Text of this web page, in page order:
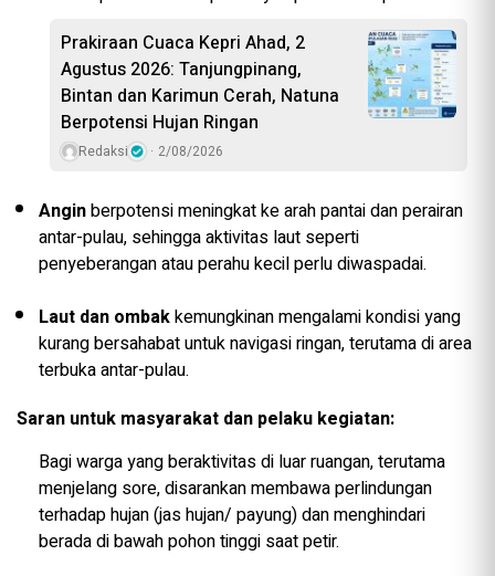
Prakiraan Cuaca Kepri Ahad, 2
Agustus 2026: Tanjungpinang,
Bintan dan Karimun Cerah, Natuna
Berpotensi Hujan Ringan
Redaksi 2/08/2026
Anginberpotensi meningkat ke arah pantai dan perairan
antar-pulau, sehingga aktivitas laut seperti
penyeberangan atau perahu kecil perlu diwaspadai.
Laut dan ombakkemungkinan mengalami kondisi yang
kurang bersahabat untuk navigasi ringan, terutama di area
terbuka antar-pulau.
Saran untuk masyarakat dan pelaku kegiatan:
Bagi warga yang beraktivitas di luar ruangan, terutama
menjelang sore, disarankan membawa perlindungan
terhadap hujan (jas hujan/ payung) dan menghindari
berada di bawah pohon tinggi saat petir.